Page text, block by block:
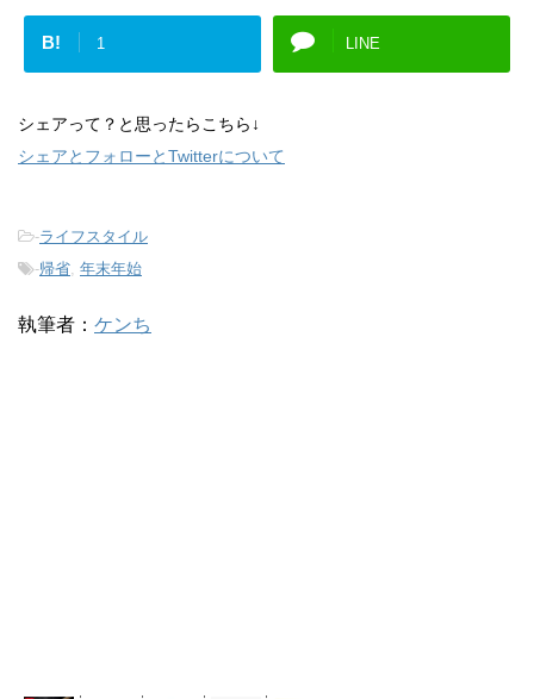
B! 1 LINE
シェアって？と思ったらこちら↓
シェアとフォローとTwitterについて
-ライフスタイル
-帰省 年末年始
執筆者： ケンち